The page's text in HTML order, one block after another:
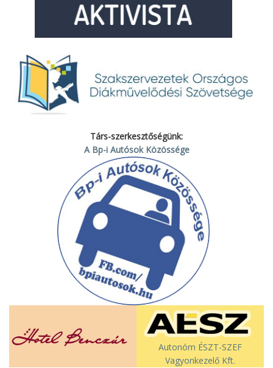
Társ-szerkesztőségünk:
A Bp-i Autósok Közössége
Autonóm ÉSZT-SZEF
Vagyonkezelő Kft.